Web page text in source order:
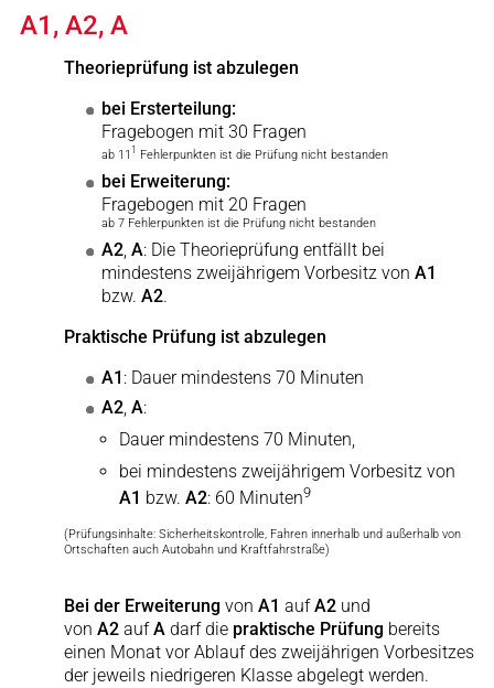
A1, A2, A
Theorieprüfung ist abzulegen
bei Ersterteilung:
Fragebogen mit 30 Fragen
ab 11 1 Fehlerpunkten ist die Prüfung nicht bestanden
bei Erweiterung:
Fragebogen mit 20 Fragen
ab 7 Fehlerpunkten ist die Prüfung nicht bestanden
A2,A: Die Theorieprüfung entfällt bei
mindestens zweijährigem Vorbesitz vonA1
bzw.A2.
Praktische Prüfung ist abzulegen
A1 : Dauer mindestens 70 Minuten
A2,A:
Dauer mindestens 70 Minuten,
bei mindestens zweijährigem Vorbesitz von
A1 bzw.A2: 60 Minuten9
(Prüfungsinhalte: Sicherheitskontrolle, Fahren innerhalb und außerhalb von
Ortschaften auch Autobahn und Kraftfahrstraße)
Bei der Erweiterungvon A1 aufA2 und
von A2 aufA darf die praktische Prüfungbereits
einen Monat vor Ablauf des zweijährigen Vorbesitzes
der jeweils niedrigeren Klasse abgelegt werden.